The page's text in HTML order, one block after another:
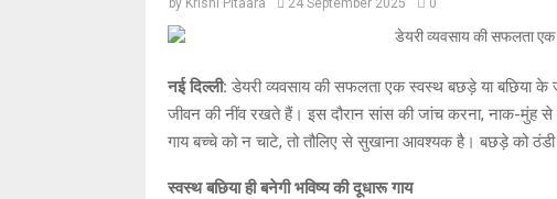
by Krishi Pitaara 24 September 2025 0
नई दिल्ली: डेयरी व्यवसाय की सफलता एक स्वस्थ बछड़े या
जीवन की नींव रखते हैं। इस दौरान सांस की जांच करना, नाक-मुंह
गाय बच्चे को न चाटे, तो तौलिए से सुखाना आवश्यक है। बछड़े को
स्वस्थ बछिया ही बनेगी भविष्य की दूधारू गाय